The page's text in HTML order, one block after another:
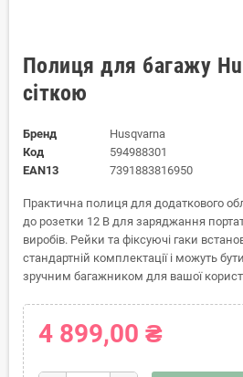
Полиця для багажу
сіткою
Бренд
Husqvarna
Код
594988301
EAN13
7391883816950
Практична полиця для додаткового
до розетки 12 В для заряджання
виробів. Рейки та фіксуючі гаки
стандартній комплектації і можуть
зручним багажником для вашої
4 899,00 ₴